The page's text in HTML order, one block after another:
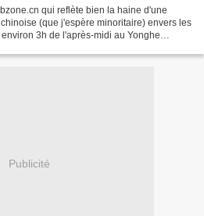
qui reflète bien la haine d'une
(que j'espère minoritaire) envers les
3h de l'après-midi au Yonghe
Publicité